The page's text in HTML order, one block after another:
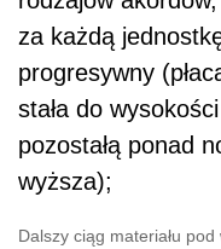
za każdą
progresywny
stała do
pozostałą ponad
wyższa);
Dalszy ciąg materiału pod